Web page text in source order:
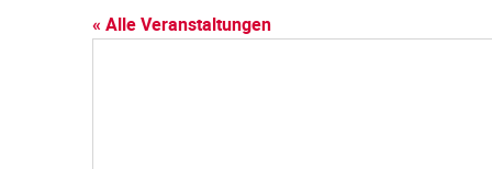
« Alle Veranstaltungen